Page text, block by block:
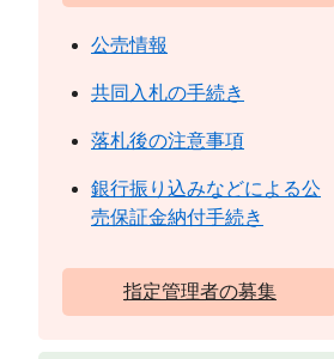
公売情報
共同入札の手続き
落札後の注意事項
銀行振り込みなどによる公
売保証金納付手続き
指定管理者の募集